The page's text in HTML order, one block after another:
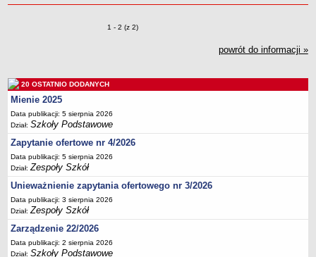
Specjalny Ośrodek nr 1
Dane podstawowe
Statut
Majątek
Godziny dyżurów
Ogłoszenie
Zarządzenia
Kontrole
Rejestry, ewidencje, archiwa
Sprawozdania
Deklaracja dostępności
Zmiany o pozycjach
1 - 2 (z 2)
powrót do informacji »
20 OSTATNIO DODANYCH
Mienie 2025
Data publikacji: 5 sierpnia 2026
Dział:Szkoły Podstawowe
Zapytanie ofertowe nr 4/2026
Data publikacji: 5 sierpnia 2026
Dział:Zespoły Szkół
Unieważnienie zapytania ofertowego nr 3/2026
Data publikacji: 3 sierpnia 2026
Dział:Zespoły Szkół
Zarządzenie 22/2026
Data publikacji: 2 sierpnia 2026
Dział:Szkoły Podstawowe